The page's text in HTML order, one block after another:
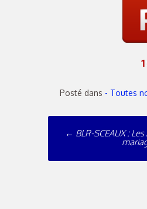
Posté dans - Toutes
← BLR-SCEAUX :